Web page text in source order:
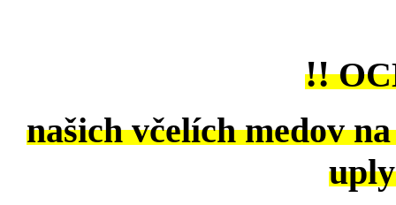
!!
našich včelích medov